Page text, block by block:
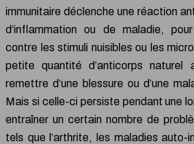
immunitaire déclenche une réaction
d’inflammation ou de maladie,
contre les stimuli nuisibles ou les
petite quantité d’anticorps naturel
remettre d’une blessure ou d’une
Mais si celle-ci persiste pendant une
entraîner un certain nombre de
tels que l’arthrite, les maladies auto-